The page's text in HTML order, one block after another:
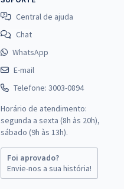
Central de ajuda
Chat
WhatsApp
E-mail
Telefone: 3003-0894
Horário de atendimento:
segunda a sexta (8h às 20h),
sábado (9h às 13h).
Foi aprovado?
Envie-nos a sua história!